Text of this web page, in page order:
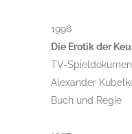
1996
Die Erotik der
TV-
Alexander
Buch und Regie